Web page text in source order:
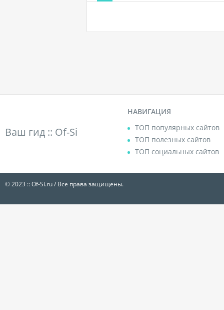
Ваш гид :: Of-Si
НАВИГАЦИЯ
ТОП популярных сайтов
ТОП полезных сайтов
ТОП социальных сайтов
© 2023 :: Of-Si.ru / Все права защищены.